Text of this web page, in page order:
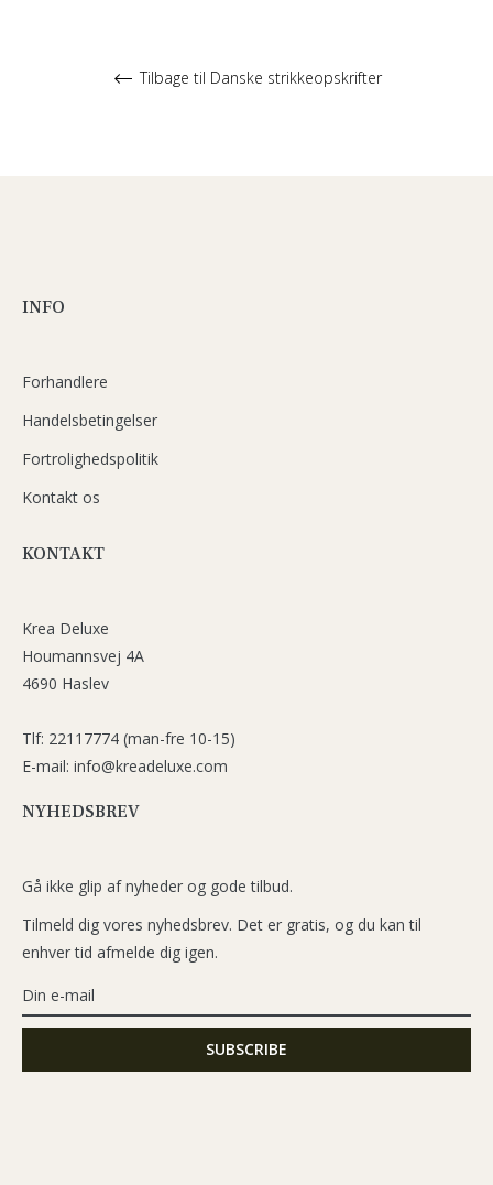
Tilbage til Danske strikkeopskrifter
INFO
Forhandlere
Handelsbetingelser
Fortrolighedspolitik
Kontakt os
KONTAKT
Krea Deluxe
Houmannsvej 4A
4690 Haslev
Tlf: 22117774 (man-fre 10-15)
E-mail: info@kreadeluxe.com
NYHEDSBREV
Gå ikke glip af nyheder og gode tilbud.
Tilmeld dig vores nyhedsbrev. Det er gratis, og du kan til
enhver tid afmelde dig igen.